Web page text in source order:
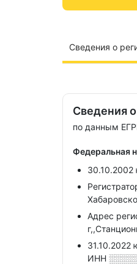
Сведения о
Сведения
по данным
Федеральная
Адрес
31.10.2022
ИНН